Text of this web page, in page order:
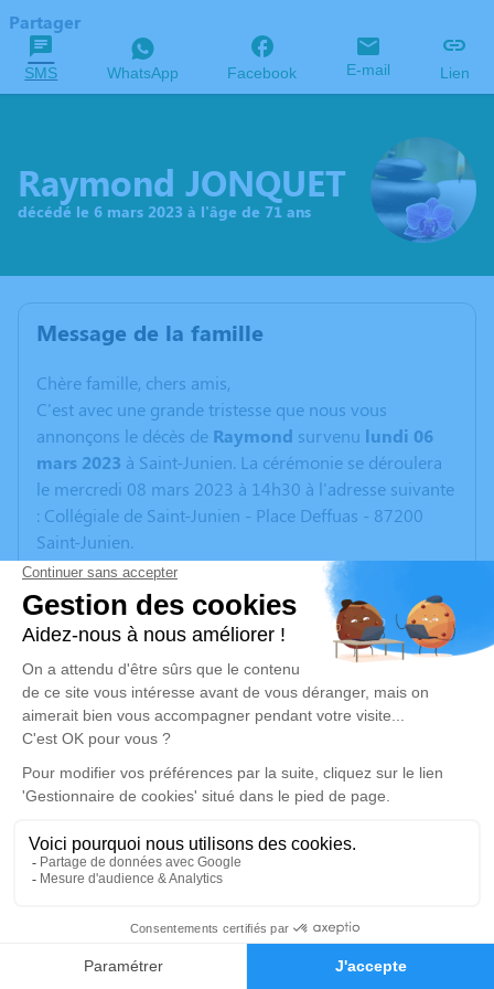
Faire-part Hommages
Partager
SMS WhatsApp Facebook E-mail Lien
Raymond JONQUET
décédé le 6 mars 2023 à l'âge de 71 ans
Message de la famille
Chère famille, chers amis,
C'est avec une grande tristesse que nous vous
annonçons le décès de Raymond survenu lundi 06
mars 2023 à Saint-Junien. La cérémonie se déroulera
le mercredi 08 mars 2023 à 14h30 à l'adresse suivante
: Collégiale de Saint-Junien - Place Deffuas - 87200
Saint-Junien.
Selon la volonté de la famille fleurs naturelles
uniquement, pas de plaques, merci de votre
compréhension.
Un service de plantation d’arbre hommage est
disponible ici.
mercredi 08 mars 2023 à 14h30
Collégiale de Saint-Junien
87200 Saint-Junien